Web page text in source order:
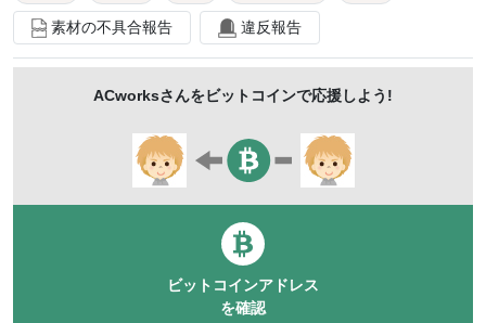
indoor computer Foreigner
Muslim middle East Muslim sofa Telework
In the house service Believer Hijobu
素材の不具合報告 違反報告
ACworksさんをビットコインで応援しよう!
ビットコインアドレス
を確認